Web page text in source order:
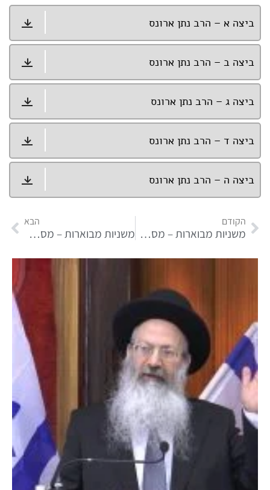
ביצה א – הרב נתן ארונס
ביצה ב – הרב נתן ארונס
ביצה ג – הרב נתן ארונס
ביצה ד – הרב נתן ארונס
ביצה ה – הרב נתן ארונס
הקודם
משניות מבוארות – מסכת סוכה
הבא
משניות מבוארות – מסכת ראש השנה